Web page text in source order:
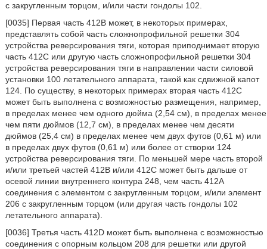
с закругленным торцом, и/или части гондолы 102.
[0035] Первая часть 412В может, в некоторых примерах,
представлять собой часть сложнопрофильной решетки 304
устройства реверсирования тяги, которая приподнимает вторую
часть 412С или другую часть сложнопрофильной решетки 304
устройства реверсирования тяги в направлении части силовой
установки 100 летательного аппарата, такой как сдвижной капот
124. По существу, в некоторых примерах вторая часть 412С
может быть выполнена с возможностью размещения, например,
в пределах менее чем одного дюйма (2,54 см), в пределах менее
чем пяти дюймов (12,7 см), в пределах менее чем десяти
дюймов (25,4 см) в пределах менее чем двух футов (0,61 м) или
в пределах двух футов (0,61 м) или более от створки 124
устройства реверсирования тяги. По меньшей мере часть второй
и/или третьей частей 412В и/или 412С может быть дальше от
осевой линии внутреннего контура 248, чем часть 412А
соединения с элементом с закругленным торцом, и/или элемент
206 с закругленным торцом (или другая часть гондолы 102
летательного аппарата).
[0036] Третья часть 412D может быть выполнена с возможностью
соединения с опорным кольцом 208 для решетки или другой